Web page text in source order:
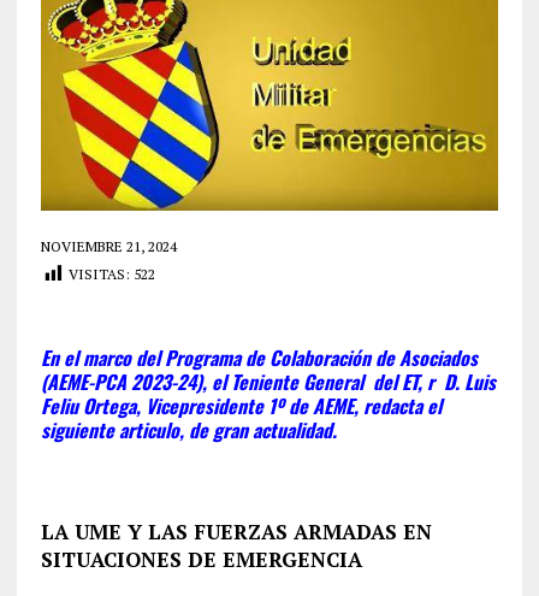
NOVIEMBRE 21, 2024
VISITAS: 522
En el marco del Programa de Colaboración de Asociados
(AEME-PCA 2023-24), el Teniente General del ET, r D. Luis
Feliu Ortega, Vicepresidente 1º de AEME, redacta el
siguiente articulo, de gran actualidad.
LA UME Y LAS FUERZAS ARMADAS EN
SITUACIONES DE EMERGENCIA